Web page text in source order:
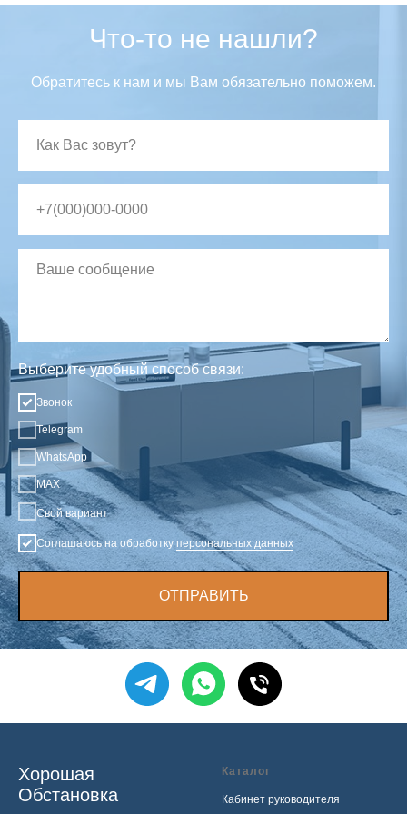
Что-то не нашли?
Обратитесь к нам и мы Вам обязательно поможем.
Выберите удобный способ связи:
Звонок
Telegram
WhatsApp
MAX
Свой вариант
Соглашаюсь на обработкуперсональных данных
ОТПРАВИТЬ
Хорошая
Обстановка
Каталог
Кабинет руководителя